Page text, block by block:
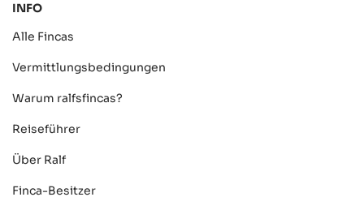
INFO
Alle Fincas
Vermittlungsbedingungen
Warum ralfsfincas?
Reiseführer
Über Ralf
Finca-Besitzer